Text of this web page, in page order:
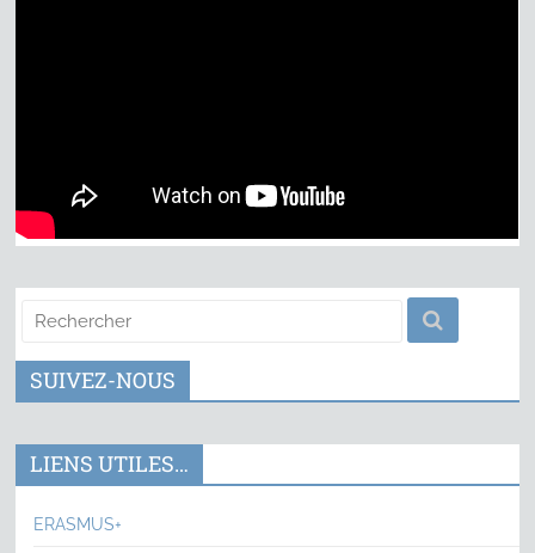
SUIVEZ-NOUS
LIENS UTILES…
ERASMUS+